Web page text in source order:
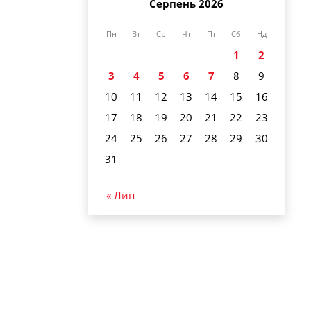
Серпень 2026
Пн Вт Ср Чт Пт Сб Нд
1
2
3
4 5 6 7 8
9
10
11 12 13 14 15
16
17
18 19 20 21 22
23
24
25 26 27 28 29
30
31
« Лип